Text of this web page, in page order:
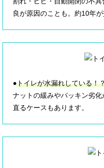
良が原因のことも。約10年が
●トイレが水漏れしている！
ナットの緩みやパッキン劣
直るケースもあります。